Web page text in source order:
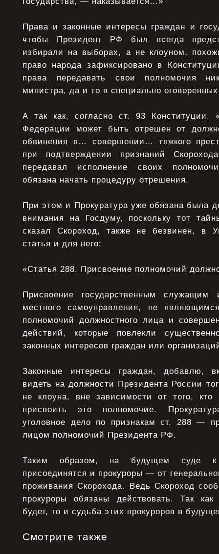
Права и законные интересы граждан и
чтобы Президент РФ был всегда
избирали на выборах, а не клоуном,
право народа зафиксировано в
права передавать свои полномочия
министра, да и то в специально
А так как, согласно ст. 93 Конституции,
Федерации может быть отрешен от
обвинения в… совершении… тяжкого
при подтверждении признаний
передавал исполнение своих
обязана начать процедуру отрешения.
При этом и Прокуратура уже обязана была
внимания на Госдуму, поскольку тот
сказал Скороход, также не безвинен, в
статья и для него:
«Статья 288. Присвоение полномочий
Присвоение государственным
местного самоуправления, не
полномочий должностного лица и
действий, которые повлекли
законных интересов граждан или
Законные интересы граждан, добавлю,
видеть на должности Президента России
не клоуна, вне зависимости от того,
присвоить это полномочие.
уголовное дело по признакам ст. 288 —
лицом полномочий Президента РФ.
Таким образом, на будущем суде к
присоединятся и прокуроры — от
проживания Скорохода. Ведь Скороход
прокуроры обязаны действовать. Так
будет, то и судьба этих прокуроров в
Смотрите также